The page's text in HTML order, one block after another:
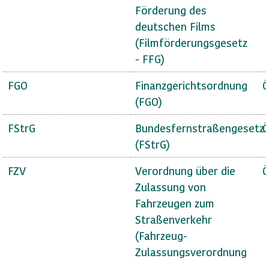
Förderung des
deutschen Films
(Filmförderungsgesetz
- FFG)
FGO
Finanzgerichtsordnung
(FGO)
FStrG
Bundesfernstraßengesetz
(FStrG)
FZV
Verordnung über die
Zulassung von
Fahrzeugen zum
Straßenverkehr
(Fahrzeug-
Zulassungsverordnung